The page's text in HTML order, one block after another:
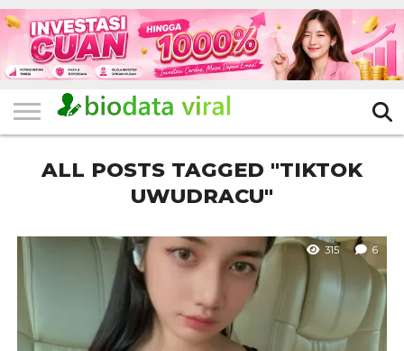
HOME
FILTER
KATEGORI
IKLAN
TERVIRAL
TRADING
KOMUNITAS
BERITA
BISNIS
LAINNYA
ALL POSTS TAGGED "TIKTOK
UWUDRACU"
315 6